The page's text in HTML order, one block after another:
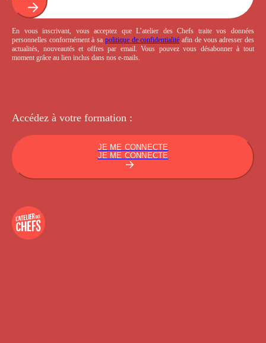
En vous inscrivant, vous acceptez que L’atelier des Chefs traite vos données
personnelles conformément à sa politique de confidentialité afin de vous adresser des
actualités, nouveautés et offres par email. Vous pouvez vous désabonner à tout
moment grâce au lien inclus dans nos e-mails.
Accédez à votre formation :
JE ME CONNECTE
JE ME CONNECTE